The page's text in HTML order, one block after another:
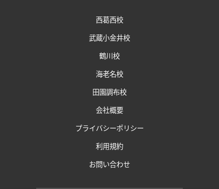
西葛西校
武蔵小金井校
鶴川校
海老名校
田園調布校
会社概要
プライバシーポリシー
利用規約
お問い合わせ